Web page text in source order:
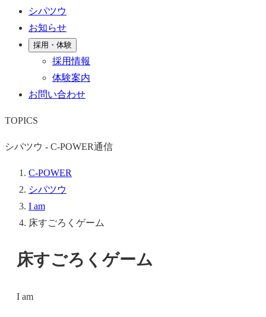
シパツウ
お知らせ
採用・体験
採用情報
体験案内
お問い合わせ
TOPICS
シパツウ - C-POWER通信
C-POWER
シパツウ
I am
床すごろくゲーム
床すごろくゲーム
I am